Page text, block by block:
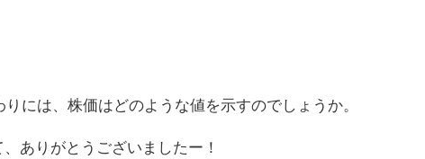
には、株価はどのような値を示すのでしょうか。
ありがとうございましたー！